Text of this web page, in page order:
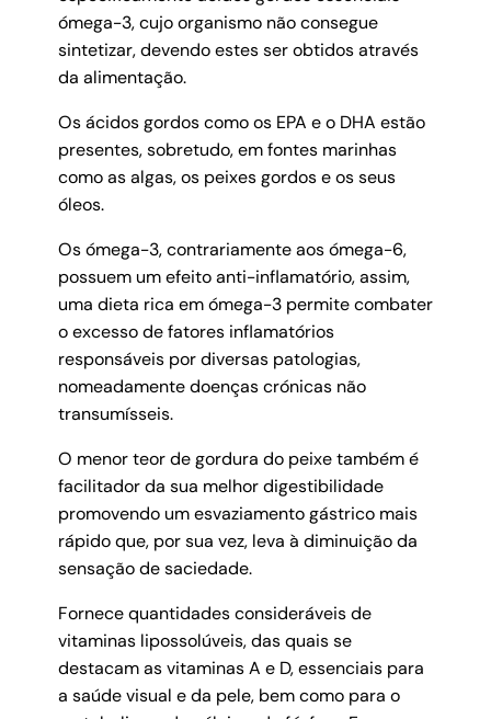
ómega-3, cujo organismo não consegue
sintetizar, devendo estes ser obtidos através
da alimentação.
Os ácidos gordos como os EPA e o DHA estão
presentes, sobretudo, em fontes marinhas
como as algas, os peixes gordos e os seus
óleos.
Os ómega-3, contrariamente aos ómega-6,
possuem um efeito anti-inflamatório, assim,
uma dieta rica em ómega-3 permite combater
o excesso de fatores inflamatórios
responsáveis por diversas patologias,
nomeadamente doenças crónicas não
transumísseis.
O menor teor de gordura do peixe também é
facilitador da sua melhor digestibilidade
promovendo um esvaziamento gástrico mais
rápido que, por sua vez, leva à diminuição da
sensação de saciedade.
Fornece quantidades consideráveis de
vitaminas lipossolúveis, das quais se
destacam as vitaminas A e D, essenciais para
a saúde visual e da pele, bem como para o